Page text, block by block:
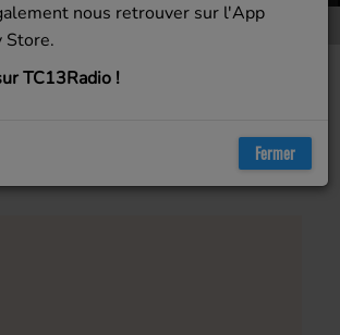
nous retrouver sur l'App
Store.
TC13Radio !
Fermer